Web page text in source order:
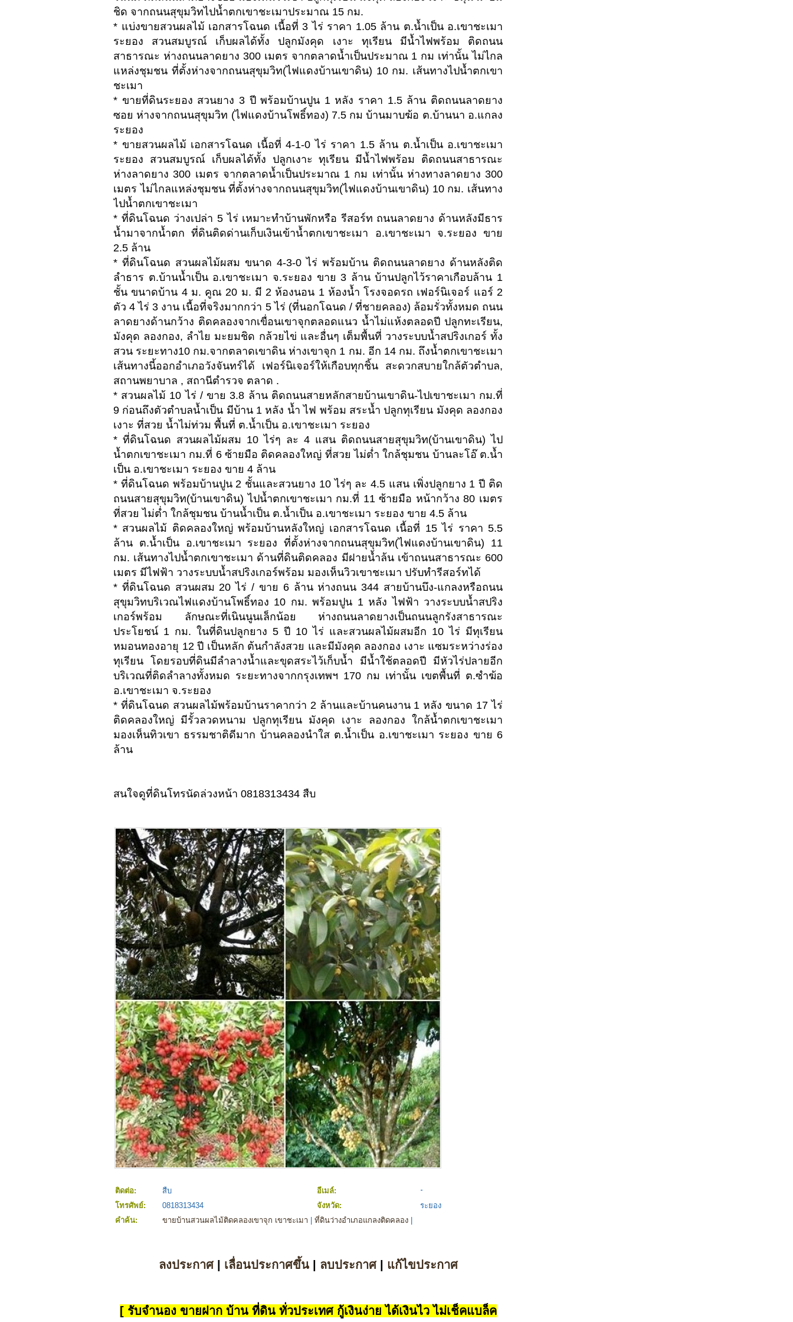
ชิด จากถนนสุขุมวิทไปน้ำตกเขาชะเมาประมาณ 15 กม.
* แบ่งขายสวนผลไม้ เอกสารโฉนด เนื้อที่ 3 ไร่ ราคา 1.05 ล้าน ต.น้ำเป็น อ.เขาชะเมา
ระยอง สวนสมบูรณ์ เก็บผลได้ทั้ง ปลูกมังคุด เงาะ ทุเรียน มีน้ำไฟพร้อม ติดถนน
สาธารณะ ห่างถนนลาดยาง 300 เมตร จากตลาดน้ำเป็นประมาณ 1 กม เท่านั้น ไม่ไกล
แหล่งชุมชน ที่ตั้งห่างจากถนนสุขุมวิท(ไฟแดงบ้านเขาดิน) 10 กม. เส้นทางไปน้ำตกเขา
ชะเมา
* ขายที่ดินระยอง สวนยาง 3 ปี พร้อมบ้านปูน 1 หลัง ราคา 1.5 ล้าน ติดถนนลาดยาง
ซอย ห่างจากถนนสุขุมวิท (ไฟแดงบ้านโพธิ์ทอง) 7.5 กม บ้านมาบฆ้อ ต.บ้านนา อ.แกลง
ระยอง
* ขายสวนผลไม้ เอกสารโฉนด เนื้อที่ 4-1-0 ไร่ ราคา 1.5 ล้าน ต.น้ำเป็น อ.เขาชะเมา
ระยอง สวนสมบูรณ์ เก็บผลได้ทั้ง ปลูกเงาะ ทุเรียน มีน้ำไฟพร้อม ติดถนนสาธารณะ
ห่างลาดยาง 300 เมตร จากตลาดน้ำเป็นประมาณ 1 กม เท่านั้น ห่างทางลาดยาง 300
เมตร ไม่ไกลแหล่งชุมชน ที่ตั้งห่างจากถนนสุขุมวิท(ไฟแดงบ้านเขาดิน) 10 กม. เส้นทาง
ไปน้ำตกเขาชะเมา
* ที่ดินโฉนด ว่างเปล่า 5 ไร่ เหมาะทำบ้านพักหรือ รีสอร์ท ถนนลาดยาง ด้านหลังมีธาร
น้ำมาจากน้ำตก ที่ดินติดด่านเก็บเงินเข้าน้ำตกเขาชะเมา อ.เขาชะเมา จ.ระยอง ขาย
2.5 ล้าน
* ที่ดินโฉนด สวนผลไม้ผสม ขนาด 4-3-0 ไร่ พร้อมบ้าน ติดถนนลาดยาง ด้านหลังติด
ลำธาร ต.บ้านน้ำเป็น อ.เขาชะเมา จ.ระยอง ขาย 3 ล้าน บ้านปลูกไว้ราคาเกือบล้าน 1
ชั้น ขนาดบ้าน 4 ม. คูณ 20 ม. มี 2 ห้องนอน 1 ห้องน้ำ โรงจอดรถ เฟอร์นิเจอร์ แอร์ 2
ตัว 4 ไร่ 3 งาน เนื้อที่จริงมากกว่า 5 ไร่ (ที่นอกโฉนด / ที่ชายคลอง) ล้อมรั่วทั้งหมด ถนน
ลาดยางด้านกว้าง ติดคลองจากเขื่อนเขาจุกตลอดแนว น้ำไม่แห้งตลอดปี ปลูกทะเรียน,
มังคุด ลองกอง, ลำไย มะยมชิด กล้วยไข่ และอื่นๆ เต็มพื้นที่ วางระบบน้ำสปริงเกอร์ ทั้ง
สวน ระยะทาง10 กม.จากตลาดเขาดิน ห่างเขาจุก 1 กม. อีก 14 กม. ถึงน้ำตกเขาชะเมา
เส้นทางนี้ออกอำเภอวังจันทร์ได้ เฟอร์นิเจอร์ให้เกือบทุกชิ้น สะดวกสบายใกล้ตัวตำบล,
สถานพยาบาล , สถานีตำรวจ ตลาด .
* สวนผลไม้ 10 ไร่ / ขาย 3.8 ล้าน ติดถนนสายหลักสายบ้านเขาดิน-ไปเขาชะเมา กม.ที่
9 ก่อนถึงตัวตำบลน้ำเป็น มีบ้าน 1 หลัง น้ำ ไฟ พร้อม สระน้ำ ปลูกทุเรียน มังคุด ลองกอง
เงาะ ที่สวย น้ำไม่ท่วม พื้นที่ ต.น้ำเป็น อ.เขาชะเมา ระยอง
* ที่ดินโฉนด สวนผลไม้ผสม 10 ไร่ๆ ละ 4 แสน ติดถนนสายสุขุมวิท(บ้านเขาดิน) ไป
น้ำตกเขาชะเมา กม.ที่ 6 ซ้ายมือ ติดคลองใหญ่ ที่สวย ไม่ต่ำ ใกล้ชุมชน บ้านละโอ๊ ต.น้ำ
เป็น อ.เขาชะเมา ระยอง ขาย 4 ล้าน
* ที่ดินโฉนด พร้อมบ้านปูน 2 ชั้นและสวนยาง 10 ไร่ๆ ละ 4.5 แสน เพิ่งปลูกยาง 1 ปี ติด
ถนนสายสุขุมวิท(บ้านเขาดิน) ไปน้ำตกเขาชะเมา กม.ที่ 11 ซ้ายมือ หน้ากว้าง 80 เมตร
ที่สวย ไม่ต่ำ ใกล้ชุมชน บ้านน้ำเป็น ต.น้ำเป็น อ.เขาชะเมา ระยอง ขาย 4.5 ล้าน
* สวนผลไม้ ติดคลองใหญ่ พร้อมบ้านหลังใหญ่ เอกสารโฉนด เนื้อที่ 15 ไร่ ราคา 5.5
ล้าน ต.น้ำเป็น อ.เขาชะเมา ระยอง ที่ตั้งห่างจากถนนสุขุมวิท(ไฟแดงบ้านเขาดิน) 11
กม. เส้นทางไปน้ำตกเขาชะเมา ด้านที่ดินติดคลอง มีฝายน้ำล้น เข้าถนนสาธารณะ 600
เมตร มีไฟฟ้า วางระบบน้ำสปริงเกอร์พร้อม มองเห็นวิวเขาชะเมา ปรับทำรีสอร์ทได้
* ที่ดินโฉนด สวนผสม 20 ไร่ / ขาย 6 ล้าน ห่างถนน 344 สายบ้านบึง-แกลงหรือถนน
สุขุมวิทบริเวณไฟแดงบ้านโพธิ์ทอง 10 กม. พร้อมปูน 1 หลัง ไฟฟ้า วางระบบน้ำสปริง
เกอร์พร้อม ลักษณะที่เนินนูนเล็กน้อย ห่างถนนลาดยางเป็นถนนลูกรังสาธารณะ
ประโยชน์ 1 กม. ในที่ดินปลูกยาง 5 ปี 10 ไร่ และสวนผลไม้ผสมอีก 10 ไร่ มีทุเรียน
หมอนทองอายุ 12 ปี เป็นหลัก ต้นกำลังสวย และมีมังคุด ลองกอง เงาะ แซมระหว่างร่อง
ทุเรียน โดยรอบที่ดินมีลำลางน้ำและขุดสระไว้เก็บน้ำ มีน้ำใช้ตลอดปี มีหัวไร่ปลายอีก
บริเวณที่ติดลำลางทั้งหมด ระยะทางจากกรุงเทพฯ 170 กม เท่านั้น เขตพื้นที่ ต.ซำฆ้อ
อ.เขาชะเมา จ.ระยอง
* ที่ดินโฉนด สวนผลไม้พร้อมบ้านราคากว่า 2 ล้านและบ้านคนงาน 1 หลัง ขนาด 17 ไร่
ติดคลองใหญ่ มีรั้วลวดหนาม ปลูกทุเรียน มังคุด เงาะ ลองกอง ใกล้น้ำตกเขาชะเมา
มองเห็นทิวเขา ธรรมชาติดีมาก บ้านคลองนำใส ต.น้ำเป็น อ.เขาชะเมา ระยอง ขาย 6
ล้าน
สนใจดูที่ดินโทรนัดล่วงหน้า 0818313434 สืบ
ติดต่อ: สืบ
อีเมล์:
โทรศัพย์:
0818313434 จังหวัด:
ระยอง
คำค้น:
ขายบ้านสวนผลไม้ติดคลองเขาจุก เขาชะเมา ที่ดินว่างอำเภอแกลงติดคลอง
ลงประกาศ| เลื่อนประกาศขึ้น| ลบประกาศ| แก้ไขประกาศ
[ รับจำนอง ขายฝาก บ้าน ที่ดิน ทั่วประเทศ กู้เงินง่าย ได้เงินไว ไม่เช็คแบล็ค